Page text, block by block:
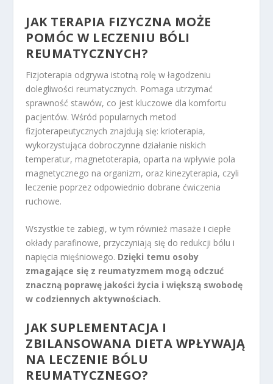
JAK TERAPIA FIZYCZNA MOŻE
POMÓC W LECZENIU BÓLI
REUMATYCZNYCH?
Fizjoterapia odgrywa istotną rolę w łagodzeniu
dolegliwości reumatycznych. Pomaga utrzymać
sprawność stawów, co jest kluczowe dla komfortu
pacjentów. Wśród popularnych metod
fizjoterapeutycznych znajdują się: krioterapia,
wykorzystująca dobroczynne działanie niskich
temperatur, magnetoterapia, oparta na wpływie pola
magnetycznego na organizm, oraz kinezyterapia, czyli
leczenie poprzez odpowiednio dobrane ćwiczenia
ruchowe.
Wszystkie te zabiegi, w tym również masaże i ciepłe
okłady parafinowe, przyczyniają się do redukcji bólu i
napięcia mięśniowego. Dzięki temu osoby
zmagające się z reumatyzmem mogą odczuć
znaczną poprawę jakości życia i większą swobodę
w codziennych aktywnościach.
JAK SUPLEMENTACJA I
ZBILANSOWANA DIETA WPŁYWAJĄ
NA LECZENIE BÓLU
REUMATYCZNEGO?